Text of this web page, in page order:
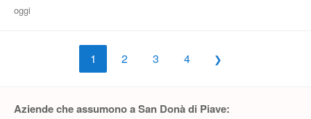
oggi
1 2 3 4
Aziende che assumono a San Donà di Piave: